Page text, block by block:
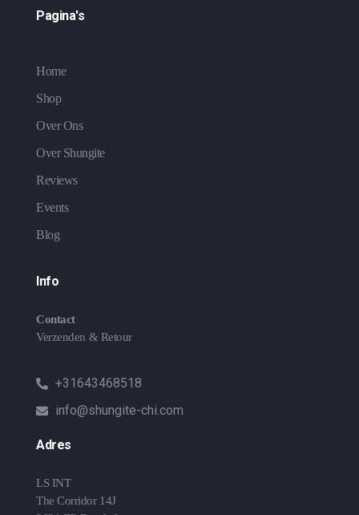
Pagina's
Home
Shop
Over Ons
Over Shungite
Reviews
Events
Blog
Info
Contact
Verzenden & Retour
+31643468518
info@shungite-chi.com
Adres
LS INT
The Corridor 14J